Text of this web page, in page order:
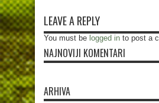
LEAVE A REPLY
You must be logged in to post a
NAJNOVIJI KOMENTARI
ARHIVA